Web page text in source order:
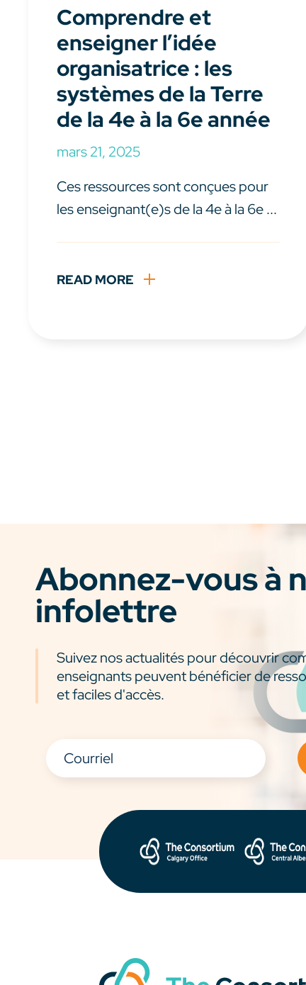
Comprendre et
enseigner l’idée
organisatrice : les
systèmes de la Terre
de la 4e à la 6e année
mars 21, 2025
Ces ressources sont conçues pour
les enseignant(e)s de la 4e à la 6e ...
READ MORE
Abonnez-vous à
infolettre
Suivez nos actualités pour découvrir
enseignants peuvent bénéficier de
et faciles d'accès.